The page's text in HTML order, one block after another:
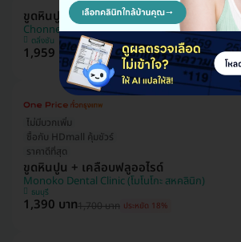
ขูดหินปูน + ขัดฟันด้วย Air Flow + เคลือบฟ
Chonnee Dental Clinic (ชนนีคลินิกทันตกรรม)
ตลิ่งชัน
1,959 บาท2,500 บาท ประหยัด 22%
ไม่มีบวกเพิ่ม
ซื้อกับ HDmall คุ้มชัวร์
ราคาดีที่สุด
ขูดหินปูน + เคลือบฟลูออไรด์
Monoko Dental Clinic (โมโนโกะ สหคลินิก)
ธนบุรี
1,390 บาท1,700 บาท ประหยัด 18%